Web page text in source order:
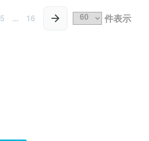
5 ... 16 件表示